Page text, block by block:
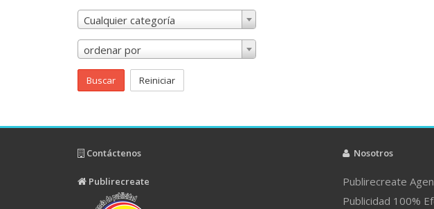
Cualquier categoría
ordenar por
Buscar Reiniciar
Contáctenos
Publirecreate
Nosotros
Publirecreate
Publicidad 100%